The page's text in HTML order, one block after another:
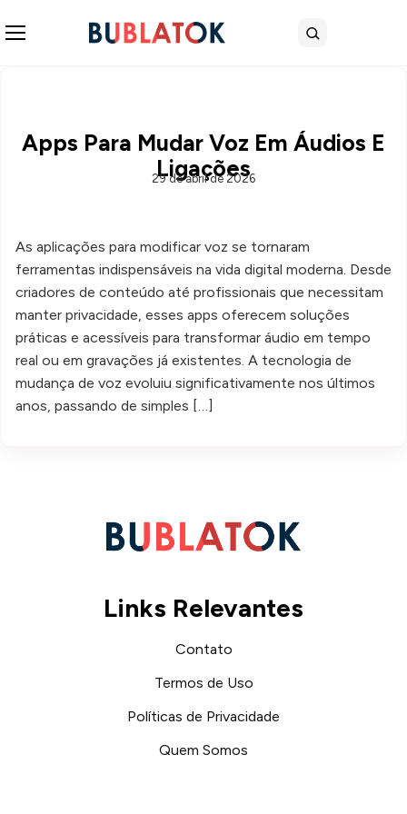
Buscar
Apps Para Mudar Voz Em Áudios E
Ligações
29 de abril de 2026
As aplicações para modificar voz se tornaram
ferramentas indispensáveis na vida digital moderna. Desde
criadores de conteúdo até profissionais que necessitam
manter privacidade, esses apps oferecem soluções
práticas e acessíveis para transformar áudio em tempo
real ou em gravações já existentes. A tecnologia de
mudança de voz evoluiu significativamente nos últimos
anos, passando de simples […]
Links Relevantes
Contato
Termos de Uso
Políticas de Privacidade
Quem Somos